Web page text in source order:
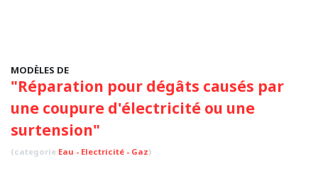
MODÈLES DE
"Réparation pour dégâts causés par
une coupure d'électricité ou une
surtension"
(categorie Eau - Electricité - Gaz)